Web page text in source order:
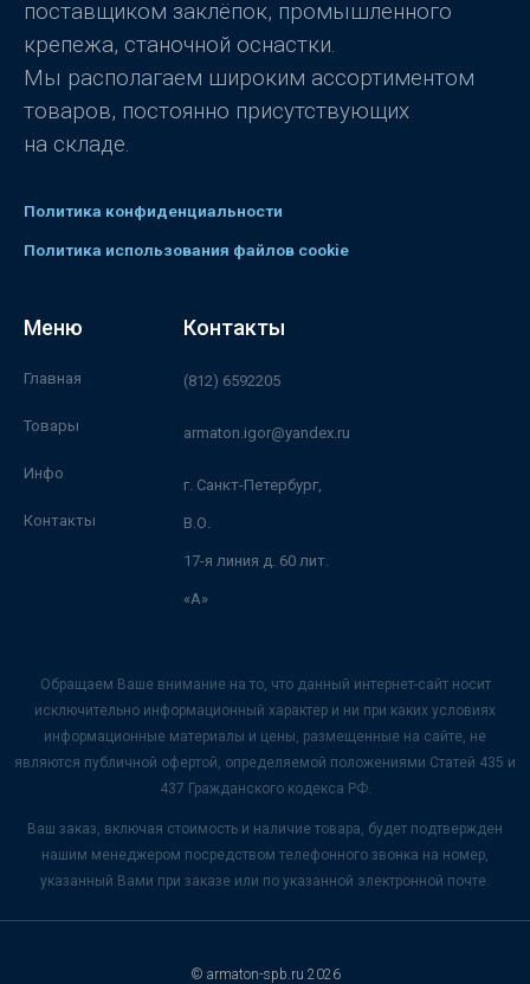
поставщиком заклёпок, промышленного
крепежа, станочной оснастки.
Мы располагаем широким ассортиментом
товаров, постоянно присутствующих
на складе.
Политика конфиденциальности
Политика использования файлов cookie
Меню
Главная
Товары
Инфо
Контакты
Контакты
(812) 6592205
armaton.igor@yandex.ru
г. Санкт-Петербург,
В.О.
17-я линия д. 60 лит.
«А»
Обращаем Ваше внимание на то, что данный интернет-сайт носит
исключительно информационный характер и ни при каких условиях
информационные материалы и цены, размещенные на сайте, не
являются публичной офертой, определяемой положениями Статей 435 и
437 Гражданского кодекса РФ.
Ваш заказ, включая стоимость и наличие товара, будет подтвержден
нашим менеджером посредством телефонного звонка на номер,
указанный Вами при заказе или по указанной электронной почте.
© armaton-spb.ru 2026